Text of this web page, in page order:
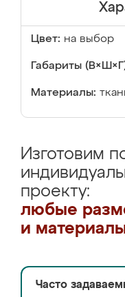
Цвет: на выбор
Габариты
Материалы:
Изготовим
проекту:
любые
и
Часто